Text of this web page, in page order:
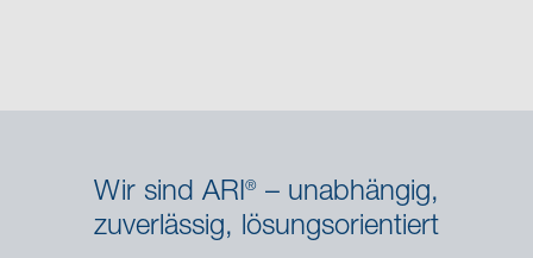
Wir sind ARI®
– unabhängig,
zuverlässig, lösungsorientiert